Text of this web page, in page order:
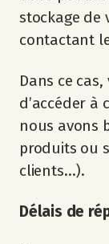
stockage de
contactant
Dans ce
d’accéder à
nous avons
produits ou
clients…).
Délais de